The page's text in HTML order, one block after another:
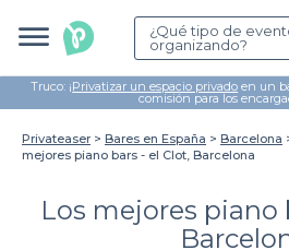
¿Qué tipo de
organizando?
Truco: ¡Privatizar un espacio privado en un
comisión para los
Privateaser Bares en España Barcelona
mejores piano bars - el Clot, Barcelona
Los mejores piano